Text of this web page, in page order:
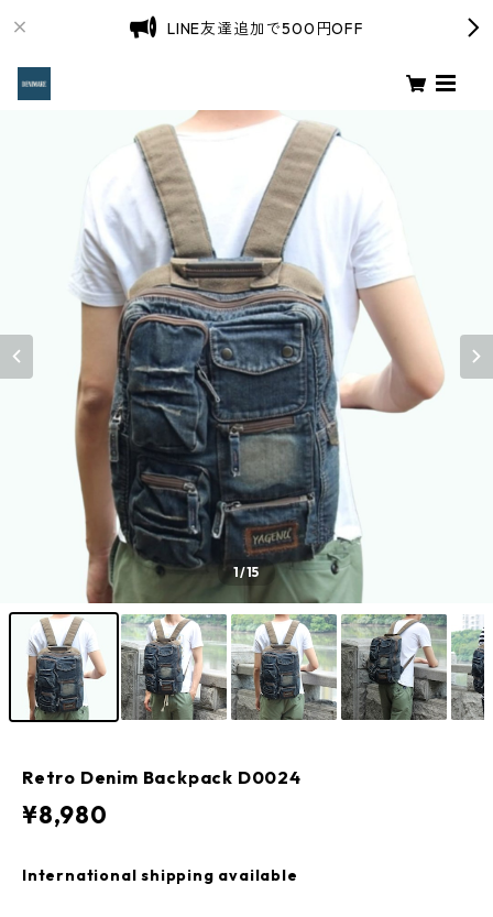
LINE友達追加で500円OFF
1/15
Retro Denim Backpack D0024
¥8,980
International shipping available